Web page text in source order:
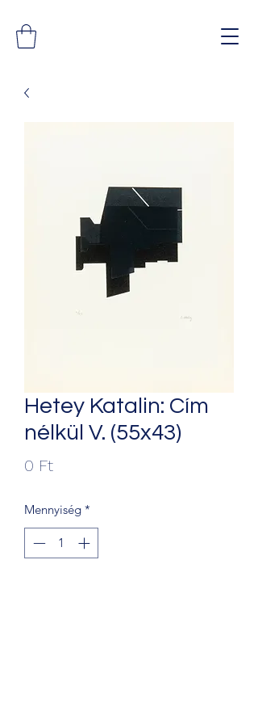
Hetey Katalin: Cím
nélkül V. (55x43)
0 FtÁr
Mennyiség *